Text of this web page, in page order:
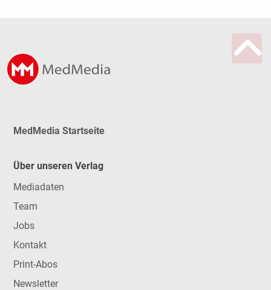
MedMedia Startseite
Über unseren Verlag
Mediadaten
Team
Jobs
Kontakt
Print-Abos
Newsletter